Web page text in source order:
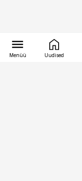
Menüü Uudised